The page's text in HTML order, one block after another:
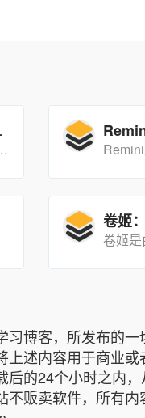
代
能够为用户提供高效、便捷的 3D 打印体验。
博客，所发布的
述内容用于商业
的24个小时之内
不贩卖软件，所有